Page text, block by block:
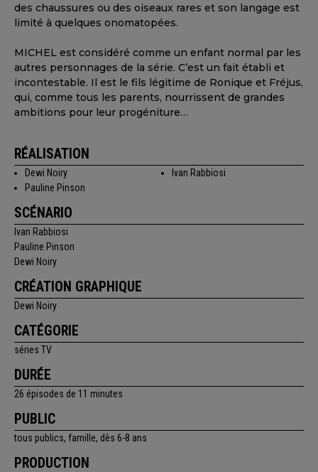
des chaussures ou des oiseaux rares et son langage est
limité à quelques onomatopées.
MICHEL est considéré comme un enfant normal par les
autres personnages de la série. C’est un fait établi et
incontestable. Il est le fils légitime de Ronique et Fréjus,
qui, comme tous les parents, nourrissent de grandes
ambitions pour leur progéniture…
RÉALISATION
Dewi Noiry
Pauline Pinson
Ivan Rabbiosi
SCÉNARIO
Ivan Rabbiosi
Pauline Pinson
Dewi Noiry
CRÉATION GRAPHIQUE
Dewi Noiry
CATÉGORIE
séries TV
DURÉE
26 épisodes de 11 minutes
PUBLIC
tous publics, famille, dès 6-8 ans
PRODUCTION